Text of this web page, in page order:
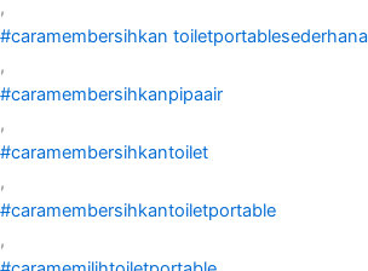
,
#caramembersihkan toiletportablesederhana
,
#caramembersihkanpipaair
,
#caramembersihkantoilet
,
#caramembersihkantoiletportable
,